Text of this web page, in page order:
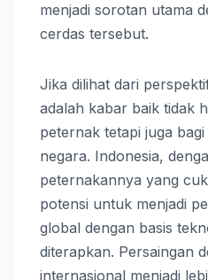
menjadi sorotan utama
cerdas tersebut.
Jika dilihat dari
adalah kabar baik tidak
peternak tetapi juga
negara. Indonesia,
peternakannya yang
potensi untuk menjadi
global dengan basis
diterapkan. Persaingan
internasional menjadi